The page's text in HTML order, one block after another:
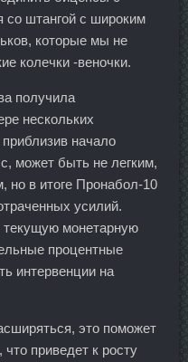
со штангой с широким
которые мы не
колечки -веночки.
получила
нескольких
начало
может быть не легким,
но в итоге Пронабол-10
усилий.
монетарную
процентные
интервенции на
это поможет
приведет к росту